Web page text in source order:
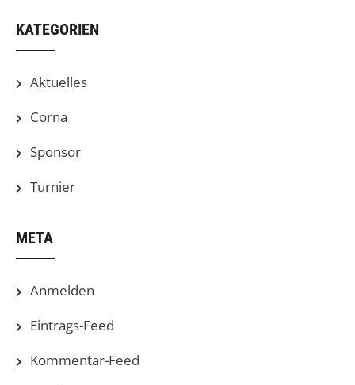
KATEGORIEN
Aktuelles
Corna
Sponsor
Turnier
META
Anmelden
Eintrags-Feed
Kommentar-Feed